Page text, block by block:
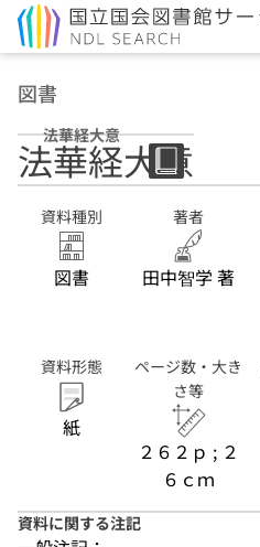
図書
法華経大意
法華経大意
資料種別
図書
著者
田中智学 著
資料形態
紙
ページ数・大き
さ等
２６２ｐ ; ２
６ｃｍ
資料に関する注記